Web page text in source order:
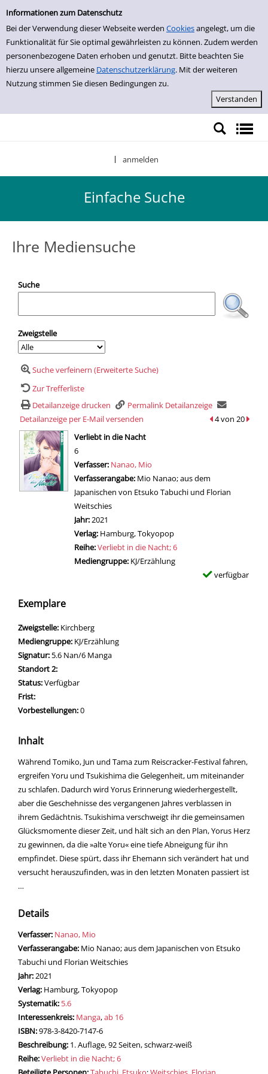
Einfache Suche
Informationen zum Datenschutz
Bei der Verwendung dieser Webseite werden Cookiesangelegt, um die
Funktionalität für Sie optimal gewährleisten zu können. Zudem werden
personenbezogene Daten erhoben und genutzt. Bitte beachten Sie
hierzu unsere allgemeine Datenschutzerklärung. Mit der weiteren
Nutzung stimmen Sie diesen Bedingungen zu.
Zur Detailanzeige springen
anmelden
Einfache Suche
Ihre Mediensuche
Suche
Zweigstelle
Suche verfeinern (Erweiterte Suche)
Zur Trefferliste
Detailanzeige drucken
Permalink Detailanzeige
Detailanzeige per E-Mail versenden
zum
4 von 20zum
wird in neuem Tab geöffnet
Verliebt in die Nacht
6
Verfasser: Suche nach diesem Verfasser
Nanao, Mio
Verfasserangabe: Mio Nanao; aus dem
Japanischen von Etsuko Tabuchi und Florian
Weitschies
Jahr: 2021
Verlag: Hamburg, Tokyopop
Reihe:Verliebt in die Nacht; 6
Mediengruppe: KJ/Erzählung
verfügbar
Exemplare
Zweigstelle: Kirchberg
Mediengruppe: KJ/Erzählung
Signatur: 5.6 Nan/6 Manga
Standort 2:
Status:Verfügbar
Frist:
Vorbestellungen:0
Inhalt
Während Tomiko, Jun und Tama zum Reiscracker-Festival fahren,
ergreifen Yoru und Tsukishima die Gelegenheit, um miteinander
zu schlafen. Dadurch wird Yorus Erinnerung wiederhergestellt,
aber die Geschehnisse des vergangenen Jahres verblassen in
ihrem Gedächtnis. Tsukishima verschweigt ihr die gemeinsamen
Glücksmomente dieser Zeit, und hält sich an den Plan, Yorus Herz
zu gewinnen, da die »alte Yoru« eine tiefe Abneigung für ihn
empfindet. Diese spürt, dass ihr Ehemann sich verändert hat und
versucht herauszufinden, was in den letzten Monaten passiert ist
…
Details
Verfasser: Suche nach diesem Verfasser
Nanao, Mio
Verfasserangabe: Mio Nanao; aus dem Japanischen von Etsuko
Tabuchi und Florian Weitschies
Jahr: 2021
Verlag: Hamburg, Tokyopop
opens in new tab
Diesen Link in neuem Tab öffnen
Systematik: Suche nach dieser Systematik
5.6
Interessenkreis: Suche nach diesem Interessenskreis
Manga,ab 16
ISBN:978-3-8420-7147-6
Beschreibung: 1. Auflage, 92 Seiten, schwarz-weiß
Reihe:Verliebt in die Nacht; 6